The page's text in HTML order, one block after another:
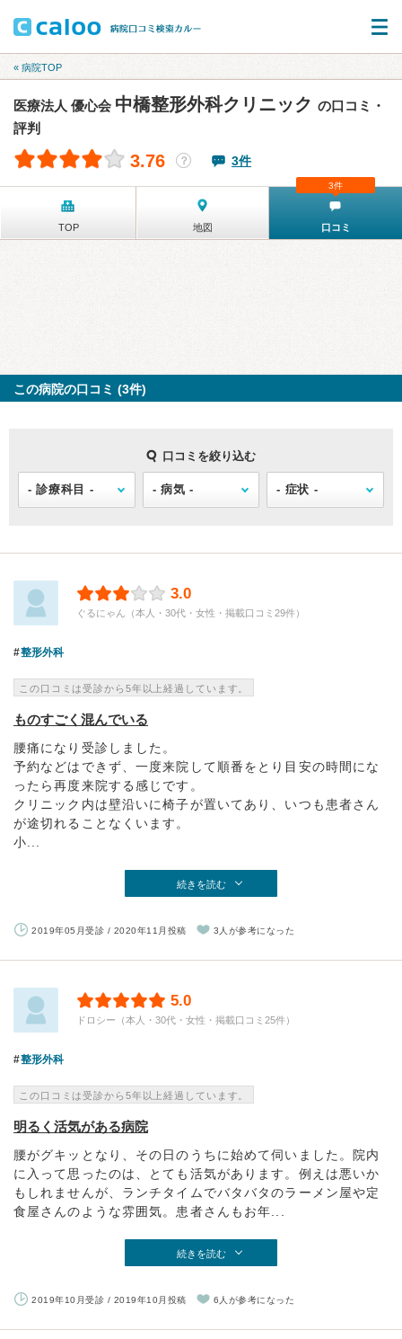
« 病院TOP
医療法人 優心会 中橋整形外科クリニック の口コミ・
評判
3.76 ？ 3件
TOP 地図 口コミ
3件
この病院の口コミ (3件)
口コミを絞り込む
3.0
ぐるにゃん（本人・30代・女性・掲載口コミ29件）
整形外科
この口コミは受診から5年以上経過しています。
ものすごく混んでいる
腰痛になり受診しました。
予約などはできず、一度来院して順番をとり目安の時間にな
ったら再度来院する感じです。
クリニック内は壁沿いに椅子が置いてあり、いつも患者さん
が途切れることなくいます。
小...
続きを読む
2019年05月受診 / 2020年11月投稿 3人が参考になった
5.0
ドロシー（本人・30代・女性・掲載口コミ25件）
整形外科
この口コミは受診から5年以上経過しています。
明るく活気がある病院
腰がグキッとなり、その日のうちに始めて伺いました。院内
に入って思ったのは、とても活気があります。例えは悪いか
もしれませんが、ランチタイムでバタバタのラーメン屋や定
食屋さんのような雰囲気。患者さんもお年...
続きを読む
2019年10月受診 / 2019年10月投稿 6人が参考になった